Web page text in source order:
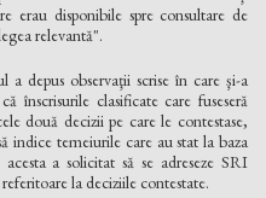
erau disponibile spre consultare de
relevantă".
depus observaţii scrise în care şi-a
înscrisurile clasificate care fuseseră
două decizii pe care le contestase,
indice temeiurile care au stat la baza
a solicitat să se adreseze SRI
la deciziile contestate.